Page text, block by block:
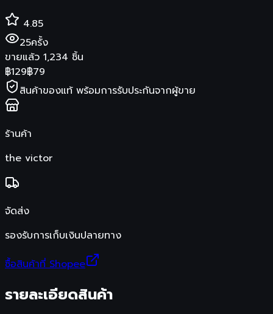
4.85
25ครั้ง
ขายแล้ว 1,234 ชิ้น
฿129฿79
สินค้าของแท้ พร้อมการรับประกันจากผู้ขาย
ร้านค้า
the victor
จัดส่ง
รองรับการเก็บเงินปลายทาง
ซื้อสินค้าที่ Shopee
รายละเอียดสินค้า